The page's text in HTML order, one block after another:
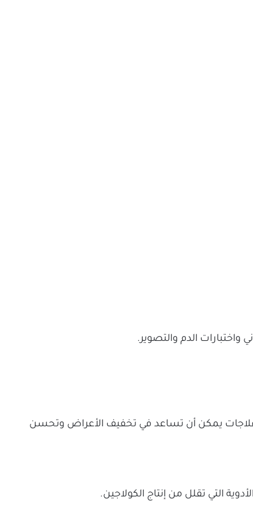
الدم والتصوير.
يمكن أن تساعد في تخفيف الأعراض وتحسن
التي تقلل من إنتاج الكولاجين.